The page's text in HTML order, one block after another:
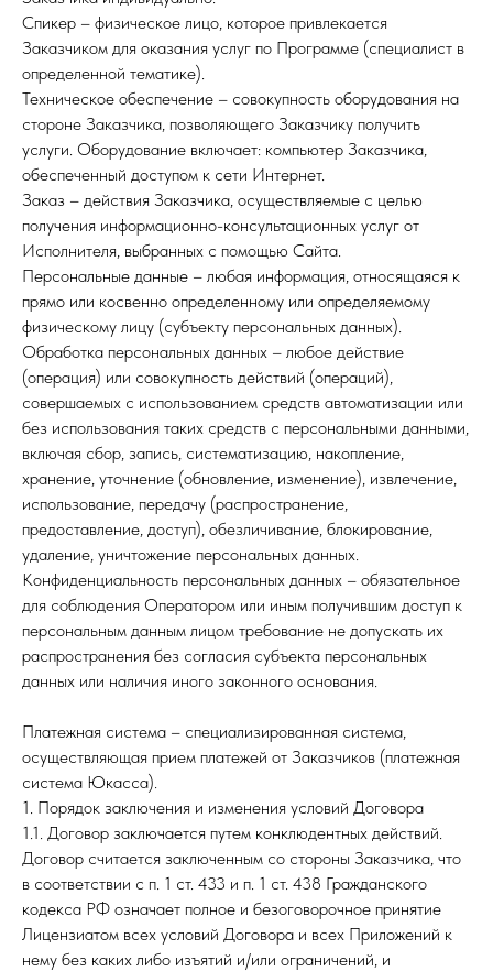
Спикер – физическое лицо, которое привлекается
Заказчиком для оказания услуг по Программе (специалист в
определенной тематике).
Техническое обеспечение – совокупность оборудования на
стороне Заказчика, позволяющего Заказчику получить
услуги. Оборудование включает: компьютер Заказчика,
обеспеченный доступом к сети Интернет.
Заказ – действия Заказчика, осуществляемые с целью
получения информационно-консультационных услуг от
Исполнителя, выбранных с помощью Сайта.
Персональные данные – любая информация, относящаяся к
прямо или косвенно определенному или определяемому
физическому лицу (субъекту персональных данных).
Обработка персональных данных – любое действие
(операция) или совокупность действий (операций),
совершаемых с использованием средств автоматизации или
без использования таких средств с персональными данными,
включая сбор, запись, систематизацию, накопление,
хранение, уточнение (обновление, изменение), извлечение,
использование, передачу (распространение,
предоставление, доступ), обезличивание, блокирование,
удаление, уничтожение персональных данных.
Конфиденциальность персональных данных – обязательное
для соблюдения Оператором или иным получившим доступ к
персональным данным лицом требование не допускать их
распространения без согласия субъекта персональных
данных или наличия иного законного основания.
Платежная система – специализированная система,
осуществляющая прием платежей от Заказчиков (платежная
система Юкасса).
1. Порядок заключения и изменения условий Договора
1.1. Договор заключается путем конклюдентных действий.
Договор считается заключенным со стороны Заказчика, что
в соответствии с п. 1 ст. 433 и п. 1 ст. 438 Гражданского
кодекса РФ означает полное и безоговорочное принятие
Лицензиатом всех условий Договора и всех Приложений к
нему без каких либо изъятий и/или ограничений, и